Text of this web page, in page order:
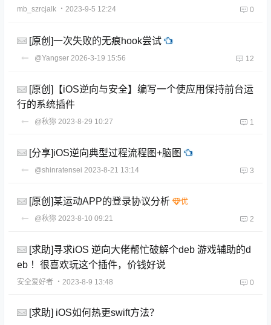
mb_szrcjalk ・2023-9-5 12:24 0
[原创]一次失败的无痕hook尝试
@Yangser 2026-3-19 15:56 12
[原创]【iOS逆向与安全】编写一个使应用保持前台运
行的系统插件
@秋狝 2023-8-29 10:27 1
[分享]iOS逆向典型过程流程图+脑图
@shinratensei 2023-8-21 13:14 3
[原创]某运动APP的登录协议分析
@秋狝 2023-8-10 09:21 2
[求助]寻求iOS 逆向大佬帮忙破解个deb 游戏辅助的d
eb ！很喜欢玩这个插件，价钱好说
安全爱好者 ・2023-8-9 13:48 0
[求助] iOS如何热更swift方法？